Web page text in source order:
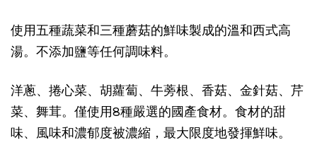
使用五種蔬菜和三種蘑菇的鮮味製成的溫和西式高
湯。不添加鹽等任何調味料。
洋蔥、捲心菜、胡蘿蔔、牛蒡根、香菇、金針菇、芹
菜、舞茸。僅使用8種嚴選的國產食材。食材的甜
味、風味和濃郁度被濃縮，最大限度地發揮鮮味。